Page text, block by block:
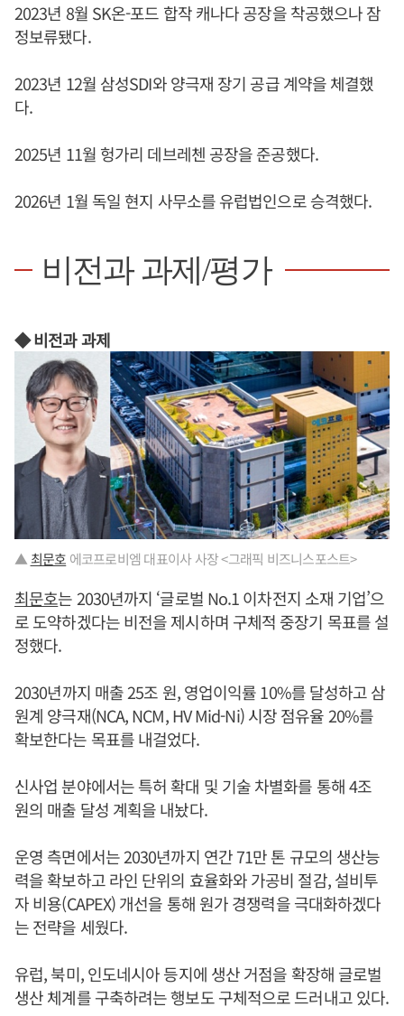
2023년 8월 SK온-포드 합작 캐나다 공장을 착공했으나 잠
정보류됐다.
2023년 12월 삼성SDI와 양극재 장기 공급 계약을 체결했
다.
2025년 11월 헝가리 데브레첸 공장을 준공했다.
2026년 1월 독일 현지 사무소를 유럽법인으로 승격했다.
비전과 과제/평가
◆ 비전과 과제
▲최문호 에코프로비엠 대표이사 사장 <그래픽 비즈니스포스트>
최문호는 2030년까지 ‘글로벌 No.1 이차전지 소재 기업’으
로 도약하겠다는 비전을 제시하며 구체적 중장기 목표를 설
정했다.
2030년까지 매출 25조 원, 영업이익률 10%를 달성하고 삼
원계 양극재(NCA, NCM, HV Mid-Ni) 시장 점유율 20%를
확보한다는 목표를 내걸었다.
신사업 분야에서는 특허 확대 및 기술 차별화를 통해 4조
원의 매출 달성 계획을 내놨다.
운영 측면에서는 2030년까지 연간 71만 톤 규모의 생산능
력을 확보하고 라인 단위의 효율화와 가공비 절감, 설비투
자 비용(CAPEX) 개선을 통해 원가 경쟁력을 극대화하겠다
는 전략을 세웠다.
유럽, 북미, 인도네시아 등지에 생산 거점을 확장해 글로벌
생산 체계를 구축하려는 행보도 구체적으로 드러내고 있다.